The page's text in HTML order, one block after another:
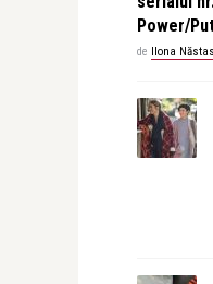
Power/
de Ilona